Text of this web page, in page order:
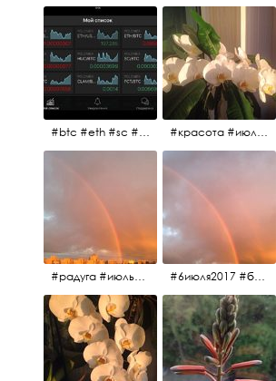
#btc #eth #sc #xrp #etc #maid #sys #naut #strat #pasc #dash #xmr #nxt #usdt #ltc#lsk #zec #str #rep #coin #markets #bitcoin #красота #июльскоеутро
#радуга #июльскоеутро #радугавовсёнебо #6июля2017 #6июля2017 #белыеночи #питерскоеутро #джулаймонинг #июльскоеутро #радугавовсёнебо #радуга #дождик